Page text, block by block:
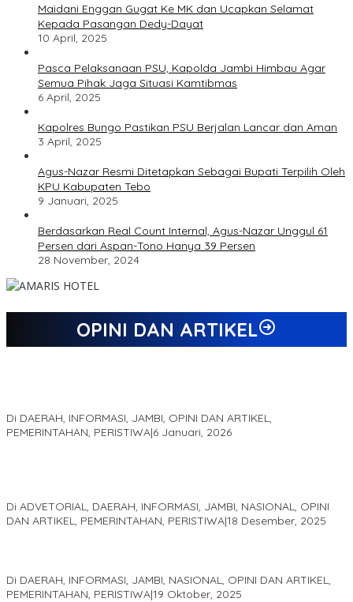
Maidani Enggan Gugat Ke MK dan Ucapkan Selamat
Kepada Pasangan Dedy-Dayat
10 April, 2025
Pasca Pelaksanaan PSU, Kapolda Jambi Himbau Agar
Semua Pihak Jaga Situasi Kamtibmas
6 April, 2025
Kapolres Bungo Pastikan PSU Berjalan Lancar dan Aman
3 April, 2025
Agus-Nazar Resmi Ditetapkan Sebagai Bupati Terpilih Oleh
KPU Kabupaten Tebo
9 Januari, 2025
Berdasarkan Real Count Internal, Agus-Nazar Unggul 61
Persen dari Aspan-Tono Hanya 39 Persen
28 November, 2024
OPINI DAN ARTIKEL
Di DAERAH, INFORMASI, JAMBI, OPINI DAN ARTIKEL,
PEMERINTAHAN, PERISTIWA|6 Januari, 2026
Di ADVETORIAL, DAERAH, INFORMASI, JAMBI, NASIONAL, OPINI
DAN ARTIKEL, PEMERINTAHAN, PERISTIWA|18 Desember, 2025
Di DAERAH, INFORMASI, JAMBI, NASIONAL, OPINI DAN ARTIKEL,
PEMERINTAHAN, PERISTIWA|19 Oktober, 2025